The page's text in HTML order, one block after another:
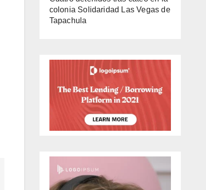
colonia Solidaridad Las Vegas de
Tapachula